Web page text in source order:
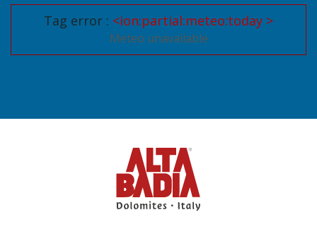
Tag error : <ion:partial:meteo:today >
Meteo unavailable